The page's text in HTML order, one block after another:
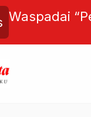
Waspadai